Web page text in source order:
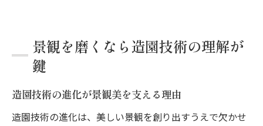
景観を磨くなら造園技術の理解が
鍵
造園技術の進化が景観美を支える理由
造園技術の進化は、美しい景観を創り出すうえで欠かせ